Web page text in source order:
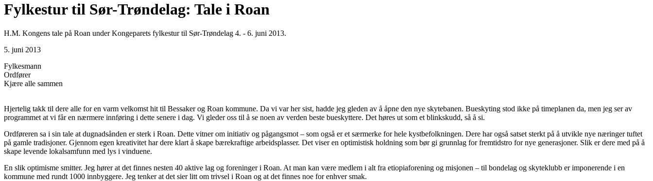
Fylkestur til Sør-Trøndelag: Tale i Roan
H.M. Kongens tale på Roan under Kongeparets fylkestur til Sør-Trøndelag 4. - 6. juni 2013.
5. juni 2013
Fylkesmann
Ordfører
Kjære alle sammen
Hjertelig takk til dere alle for en varm velkomst hit til Bessaker og Roan kommune. Da vi var her sist, hadde jeg gleden av å åpne den nye skytebanen. Bueskyting stod ikke på timeplanen da, men jeg ser av
programmet at vi får en nærmere innføring i dette senere i dag. Vi gleder oss til å se noen av verden beste bueskyttere. Det høres ut som et blinkskudd, så å si.
Ordføreren sa i sin tale at dugnadsånden er sterk i Roan. Dette vitner om initiativ og pågangsmot – som også er et særmerke for hele kystbefolkningen. Dere har også satset sterkt på å utvikle nye næringer tuftet
på gamle tradisjoner. Gjennom egen kreativitet har dere klart å skape bærekraftige arbeidsplasser. Det viser en optimistisk holdning som bør gi grunnlag for fremtidstro for nye generasjoner. Slik er dere med på å
skape levende lokalsamfunn med lys i vinduene.
En slik optimisme smitter. Jeg hører at det finnes nesten 40 aktive lag og foreninger i Roan. At man kan være medlem i alt fra etiopiaforening og misjonen – til bondelag og skyteklubb er imponerende i en
kommune med rundt 1000 innbyggere. Jeg tenker at det sier litt om trivsel i Roan og at det finnes noe for enhver smak.